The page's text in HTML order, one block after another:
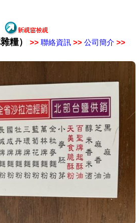
糧） >>聯絡資訊 >>公司簡介 >>